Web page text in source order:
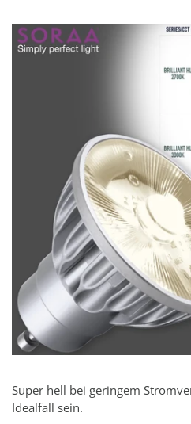
Super hell bei geringem
Idealfall sein.